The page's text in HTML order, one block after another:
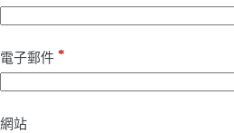
電子郵件 *
網站